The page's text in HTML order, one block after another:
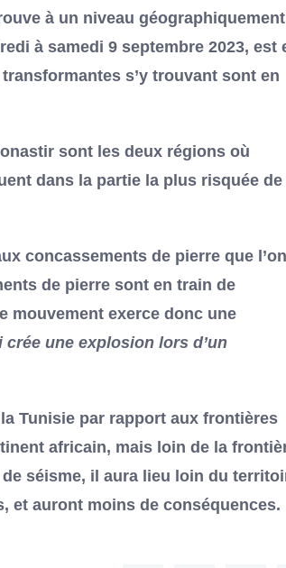
à un niveau géographiquement
à samedi 9 septembre 2023, est
s’y trouvant sont en
sont les deux régions où
dans la partie la plus risquée de
concassements de pierre que l’on
de pierre sont en train de
mouvement exerce donc une
une explosion lors d’un
Tunisie par rapport aux frontières
africain, mais loin de la
séisme, il aura lieu loin du
et auront moins de conséquences.